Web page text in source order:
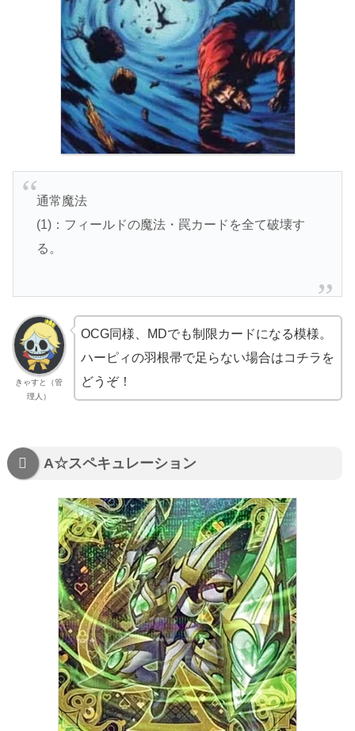
通常魔法
(1)：フィールドの魔法・罠カードを全て破壊す
る。
きゃすと（管
理人）
OCG同様、MDでも制限カードになる模様。
ハーピィの羽根帚で足らない場合はコチラを
どうぞ！
A☆スペキュレーション